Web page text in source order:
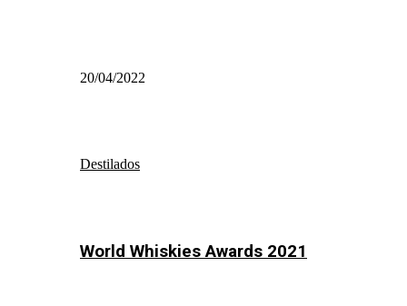
20/04/2022
Destilados
World Whiskies Awards 2021